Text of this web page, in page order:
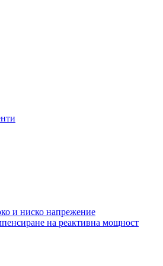
и ниско напрежение
на реактивна мощност